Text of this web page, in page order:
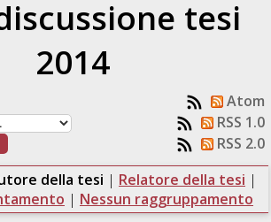
tesi
2014
Atom
RSS 1.0
RSS 2.0
della tesi | Relatore della tesi |
| Nessun raggruppamento